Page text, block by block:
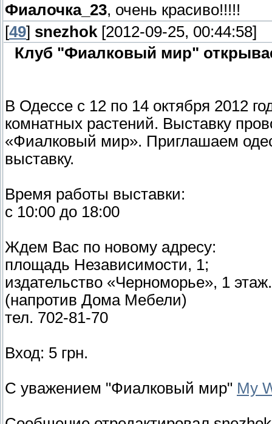
Фиалочка_23, очень красиво!!!!!
[49] snezhok [2012-09-25, 00:44:58]
Клуб "Фиалковый мир"
В Одессе с 12 по 14 октября 2012
комнатных растений. Выставку
«Фиалковый мир». Приглашаем
выставку.
Время работы выставки:
с 10:00 до 18:00
Ждем Вас по новому адресу:
площадь Независимости, 1;
издательство «Черноморье», 1 этаж.
(напротив Дома Мебели)
тел. 702-81-70
Вход: 5 грн.
С уважением "Фиалковый мир" My